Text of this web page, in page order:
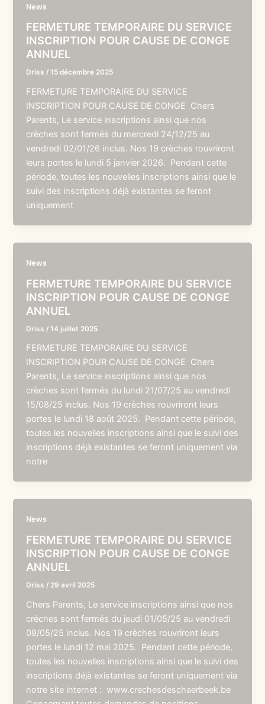
News
FERMETURE TEMPORAIRE DU SERVICE
INSCRIPTION POUR CAUSE DE CONGE
ANNUEL
Driss /15 décembre 2025
FERMETURE TEMPORAIRE DU SERVICE
INSCRIPTION POUR CAUSE DE CONGE Chers
Parents, Le service inscriptions ainsi que nos
crèches sont fermés du mercredi 24/12/25 au
vendredi 02/01/26 inclus. Nos 19 crèches rouvriront
leurs portes le lundi 5 janvier 2026. Pendant cette
période, toutes les nouvelles inscriptions ainsi que le
suivi des inscriptions déjà existantes se feront
uniquement
News
FERMETURE TEMPORAIRE DU SERVICE
INSCRIPTION POUR CAUSE DE CONGE
ANNUEL
Driss /14 juillet 2025
FERMETURE TEMPORAIRE DU SERVICE
INSCRIPTION POUR CAUSE DE CONGE Chers
Parents, Le service inscriptions ainsi que nos
crèches sont fermés du lundi 21/07/25 au vendredi
15/08/25 inclus. Nos 19 crèches rouvriront leurs
portes le lundi 18 août 2025. Pendant cette période,
toutes les nouvelles inscriptions ainsi que le suivi des
inscriptions déjà existantes se feront uniquement via
notre
News
FERMETURE TEMPORAIRE DU SERVICE
INSCRIPTION POUR CAUSE DE CONGE
ANNUEL
Driss / 29 avril 2025
Chers Parents, Le service inscriptions ainsi que nos
crèches sont fermés du jeudi 01/05/25 au vendredi
09/05/25 inclus. Nos 19 crèches rouvriront leurs
portes le lundi 12 mai 2025. Pendant cette période,
toutes les nouvelles inscriptions ainsi que le suivi des
inscriptions déjà existantes se feront uniquement via
notre site internet : www.crechesdeschaerbeek.be